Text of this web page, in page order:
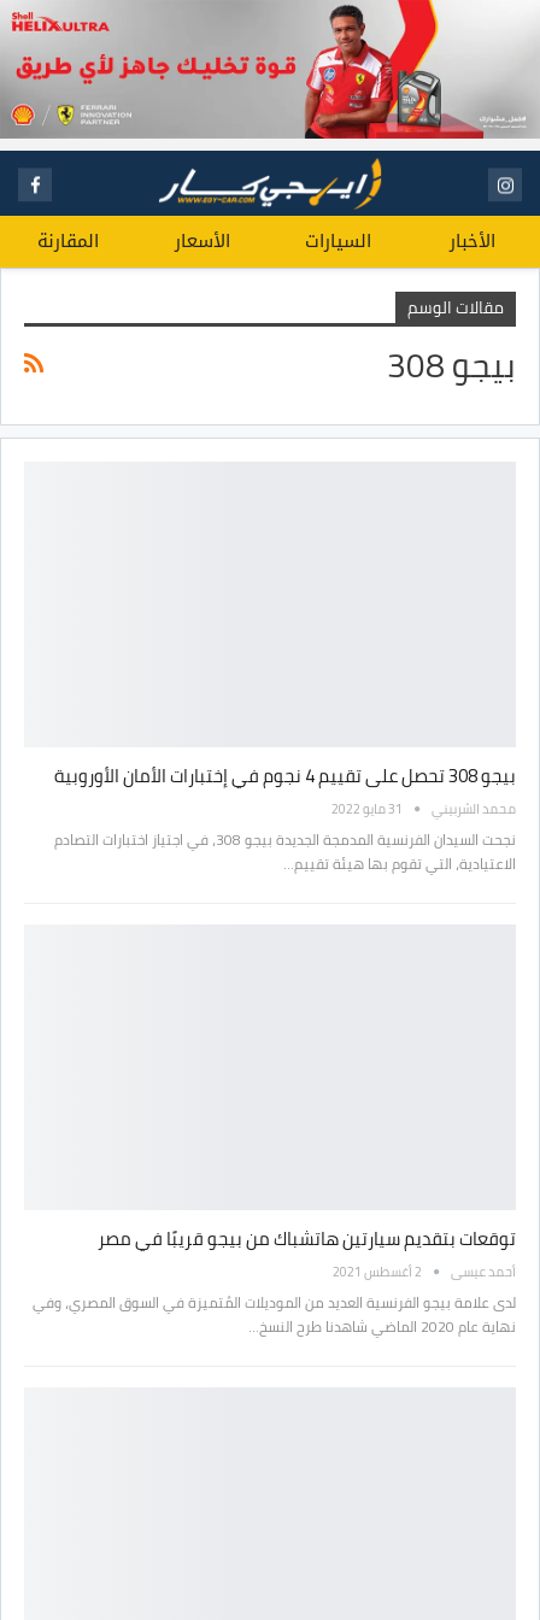
الأخبار السيارات الأسعار المقارنة
مقالات الوسم
بيجو 308
بيجو 308 تحصل على تقييم 4 نجوم في إختبارات الأمان الأوروبية
محمد الشربيني 31 مايو 2022
نجحت السيدان الفرنسية المدمجة الجديدة بيجو 308، في اجتياز اختبارات التصادم
الاعتيادية، التي تقوم بها هيئة تقييم…
توقعات بتقديم سيارتين هاتشباك من بيجو قريبًا في مصر
أحمد عيسى 2 أغسطس 2021
لدى علامة بيجو الفرنسية العديد من الموديلات المُتميزة في السوق المصري، وفي
نهاية عام 2020 الماضي شاهدنا طرح النسخ…